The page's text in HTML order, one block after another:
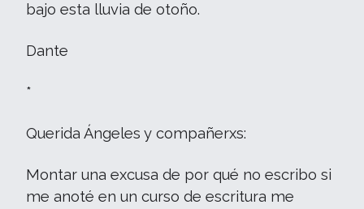
bajo esta lluvia de otoño.
Dante
*
Querida Ángeles y compañerxs:
Montar una excusa de por qué no escribo si
me anoté en un curso de escritura me